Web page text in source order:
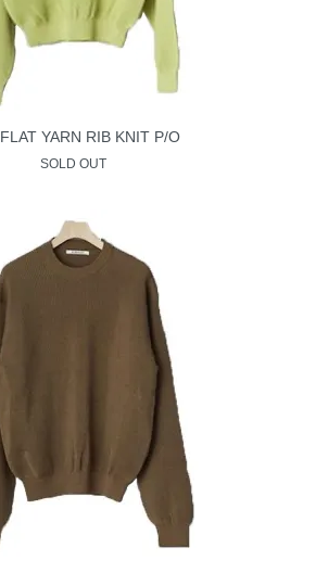
FLAT YARN RIB KNIT P/O
SOLD OUT